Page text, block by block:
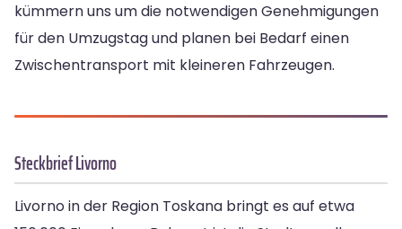
kümmern uns um die notwendigen Genehmigungen
für den Umzugstag und planen bei Bedarf einen
Zwischentransport mit kleineren Fahrzeugen.
Steckbrief Livorno
Livorno in der Region Toskana bringt es auf etwa